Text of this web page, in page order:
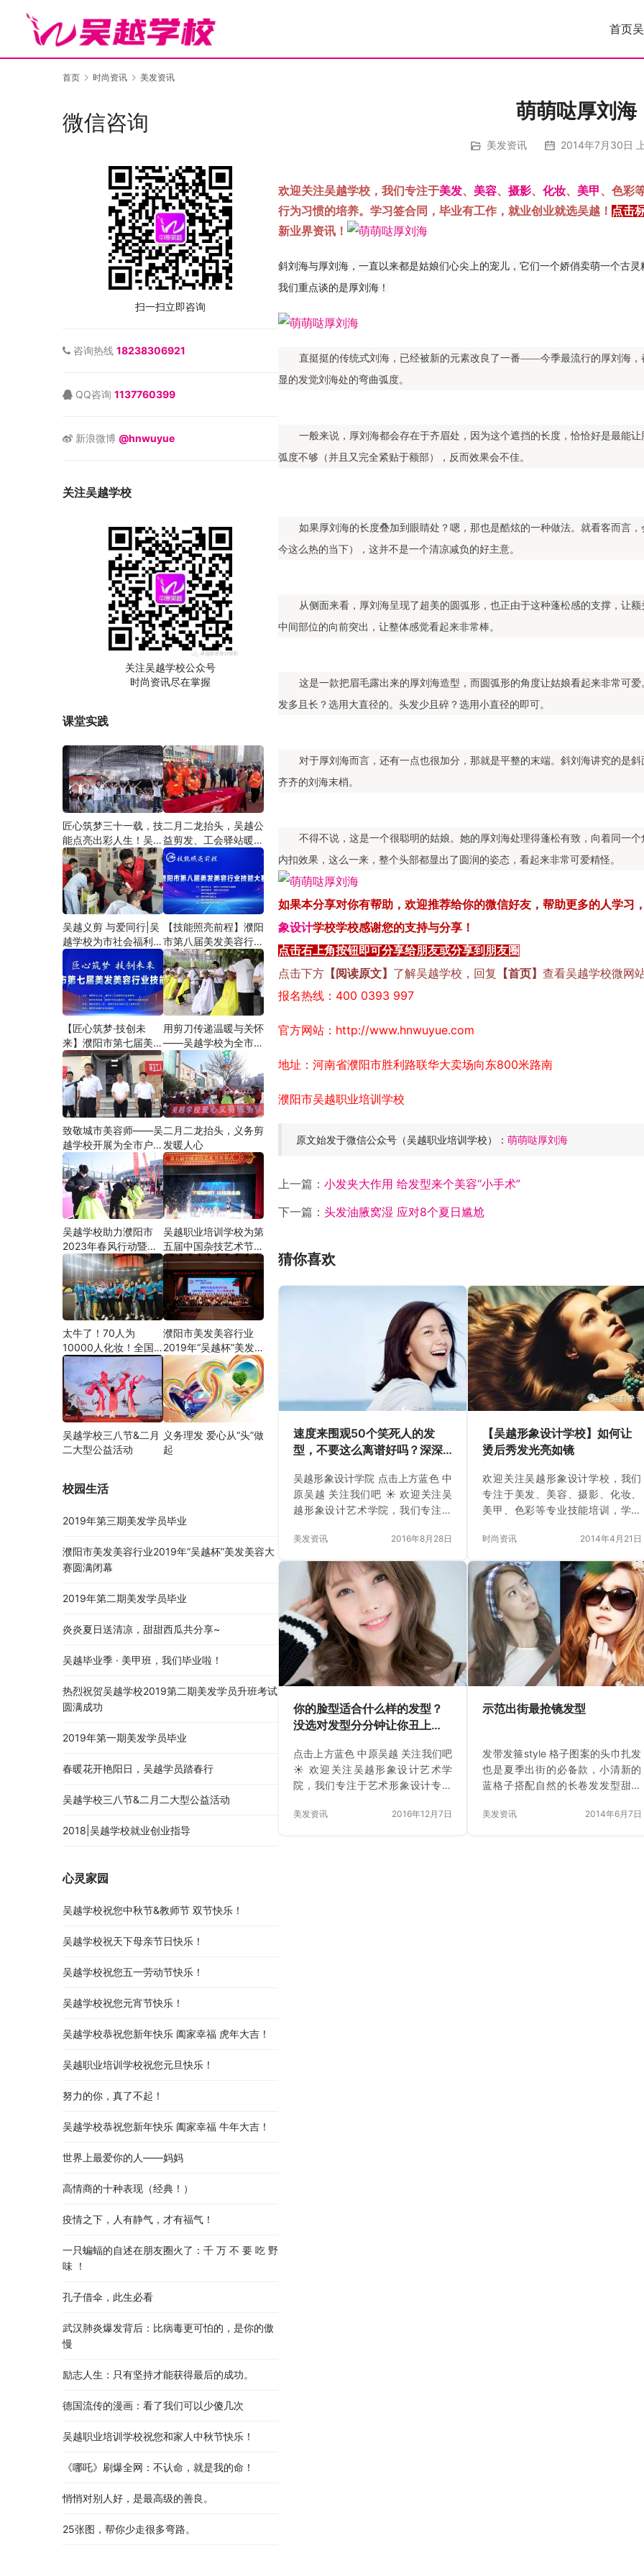
首页
首页 时尚资讯 美发资讯
萌萌哒厚刘海
美发资讯 2014年7月30日
欢迎关注吴越学校，我们专注于美发、 美容、 摄影、 化妆、 美甲、色彩
行为习惯的培养。学习签合同，毕业有工作，就业创业就选吴越！ 点击
新业界资讯！
斜刘海与厚刘海，一直以来都是姑娘们心尖上的宠儿，它们一个娇俏卖萌一个古
我们重点谈的是厚刘海！
直挺挺的传统式刘海，已经被新的元素改良了一番——今季最流行的厚刘海
显的发觉刘海处的弯曲弧度。
一般来说，厚刘海都会存在于齐眉处，因为这个遮挡的长度，恰恰好是最能
弧度不够（并且又完全紧贴于额部），反而效果会不佳。
如果厚刘海的长度叠加到眼睛处？嗯，那也是酷炫的一种做法。就看客而言
今这么热的当下），这并不是一个清凉减负的好主意。
从侧面来看，厚刘海呈现了超美的圆弧形，也正由于这种蓬松感的支撑，让
中间部位的向前突出，让整体感觉看起来非常棒。
这是一款把眉毛露出来的厚刘海造型，而圆弧形的角度让姑娘看起来非常可
发多且长？选用大直径的。头发少且碎？选用小直径的即可。
对于厚刘海而言，还有一点也很加分，那就是平整的末端。斜刘海讲究的是
齐齐的刘海末梢。
不得不说，这是一个很聪明的姑娘。她的厚刘海处理得蓬松有致，向着同一
内扣效果，这么一来，整个头部都显出了圆润的姿态，看起来非常可爱精怪。
如果本分享对你有帮助， 欢迎推荐给你的微信好友， 帮助更多的人学习
象设计学校学校感谢您的支持与分享！
点击右上角按钮即可分享给朋友或分享到朋友圈
点击下方 【阅读原文】 了解吴越学校，回复 【首页】 查看吴越学校微网
报名热线：400 0393 997
官方网站：http://www.hnwuyue.com
地址：河南省濮阳市胜利路联华大卖场向东800米路南
濮阳市吴越职业培训学校
原文始发于微信公众号（吴越职业培训学校）： 萌萌哒厚刘海
上一篇： 小发夹大作用 给发型来个美容“小手术”
下一篇： 头发油腋窝湿 应对8个夏日尴尬
猜你喜欢
速度来围观50个笑死人的发
型，不要这么离谱好吗？深深
吴越形象设计学院 点击上方蓝色 中
原吴越 关注我们吧 ☀ 欢迎关注吴
越形象设计艺术学院，我们专注于
美发、美容、化妆、摄影、美甲、
计大专、形象设计中专等专业。二
十年成功教育经验积累，专业教育
与素质教育并举，强化店务实战教
学，数百家国内外优秀企业鉴约。
选择吴越，踏上高薪就业，成功创
业直通车。 报名热线：400-0393-
997 网站：www.hnwuyue.com
点击文章下方阅读原文即可在…
美发资讯 2016年8月28日
【吴越形象设计学校】如何让
烫后秀发光亮如镜
欢迎关注吴越形象设计学校，我们
专注于美发、美容、摄影、化妆、
美甲、色彩等专业技能培训，学习
方名字即可关注吴越，每天获取最
绿色蔬菜&黄色水果 缺乏维生
素也容易造成头发没有光泽。如维
生素B具有促进头发生长，使头发呈
现自然光泽的功效，而维生素C可以
活化微血管壁，使头发能够顺利地
吸收血液中的营养。所以，平常多
食用富含维生素的蔬菜和水果，如
菠菜、韭菜、芹菜、芒果、香蕉
头发恢复健康亮泽有事半功倍的效
时尚资讯 2014年4月21日
你的脸型适合什么样的发型？
没选对发型分分钟让你丑上
点击上方蓝色 中原吴越 关注我们吧
☀ 欢迎关注吴越形象设计艺术学
院，我们专注于艺术形象设计专业
妆、摄影、美甲、色彩顾问、中医
美发资讯 2016年12月7日
示范出街最抢镜发型
发带发箍style 格子图案的头巾扎发
也是夏季出街的必备款，小清新的
蓝格子搭配自然的长卷发发型甜美
发颜色搭配大波浪的卷发发型，时
美发资讯 2014年6月7日
微信咨询
扫一扫立即咨询
咨询热线 18238306921
QQ咨询 1137760399
新浪微博 @hnwuyue
关注吴越学校
关注吴越学校公众号
时尚资讯尽在掌握
课堂实践
匠心筑梦三十一载，技
能点亮出彩人生！吴越
学校2026年学员学习
成果汇报会圆满成功！
二月二龙抬头，吴越公
益剪发、工会驿站暖人
心——义务剪发情暖户
外劳动者
吴越义剪 与爱同行|吴
越学校为市社会福利院
爱心义剪
【技能照亮前程】濮阳
市第八届美发美容行业
技能大赛圆满闭幕
【匠心筑梦·技创未
来】濮阳市第七届美发
美容行业技能大赛在市
工人文化宫隆重举行
用剪刀传递温暖与关怀
——吴越学校为全市户
外劳动者爱心义剪
致敬城市美容师——吴
越学校开展为全市户外
劳动者爱心义剪活动
二月二龙抬头，义务剪
发暖人心
吴越学校助力濮阳市
2023年春风行动暨就
业援助月”首场新春招
聘会活动
吴越职业培训学校为第
五届中国杂技艺术节加
油添彩
太牛了！70人为
10000人化妆！全国
关注的盛事你知道吗？
濮阳市美发美容行业
2019年“吴越杯”美发
美容大赛圆满闭幕
吴越学校三八节&二月
二大型公益活动
义务理发 爱心从“头”做
起
校园生活
2019年第三期美发学员毕业
濮阳市美发美容行业2019年“吴越杯”美发美容大
赛圆满闭幕
2019年第二期美发学员毕业
炎炎夏日送清凉，甜甜西瓜共分享~
吴越毕业季 · 美甲班，我们毕业啦！
热烈祝贺吴越学校2019第二期美发学员升班考试
圆满成功
2019年第一期美发学员毕业
春暖花开艳阳日，吴越学员踏春行
吴越学校三八节&二月二大型公益活动
2018|吴越学校就业创业指导
心灵家园
吴越学校祝您中秋节&教师节 双节快乐！
吴越学校祝天下母亲节日快乐！
吴越学校祝您五一劳动节快乐！
吴越学校祝您元宵节快乐！
吴越学校恭祝您新年快乐 阖家幸福 虎年大吉！
吴越职业培训学校祝您元旦快乐！
努力的你，真了不起！
吴越学校恭祝您新年快乐 阖家幸福 牛年大吉！
世界上最爱你的人——妈妈
高情商的十种表现（经典！）
疫情之下，人有静气，才有福气！
一只蝙蝠的自述在朋友圈火了：千 万 不 要 吃 野
味 ！
孔子借伞，此生必看
武汉肺炎爆发背后：比病毒更可怕的，是你的傲
慢
励志人生：只有坚持才能获得最后的成功。
德国流传的漫画：看了我们可以少傻几次
吴越职业培训学校祝您和家人中秋节快乐​！​
《哪吒》刷爆全网：不认命，就是我的命！
悄悄对别人好，是最高级的善良。
25张图，帮你少走很多弯路。